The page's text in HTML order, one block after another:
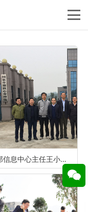
农业部信息中心主任王小兵到重庆69调研